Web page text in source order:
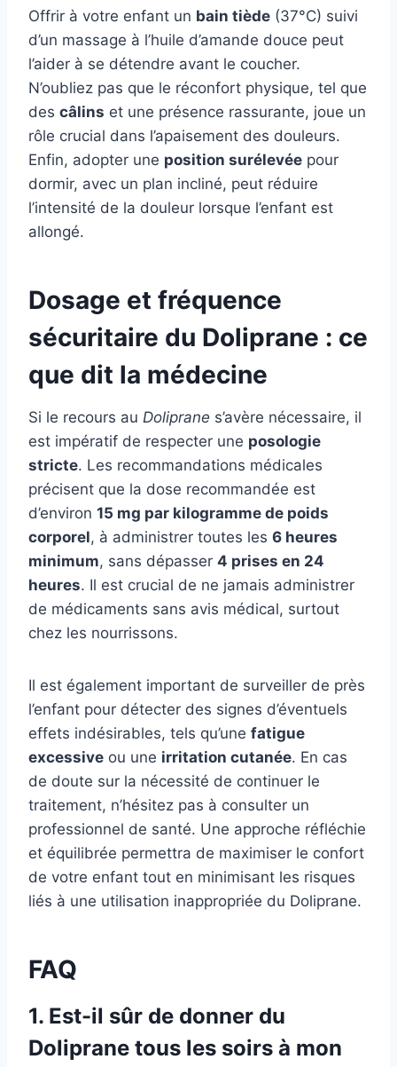
Offrir à votre enfant un bain tiède (37°C) suivi
d’un massage à l’huile d’amande douce peut
l’aider à se détendre avant le coucher.
N’oubliez pas que le réconfort physique, tel que
des câlins et une présence rassurante, joue un
rôle crucial dans l’apaisement des douleurs.
Enfin, adopter une position surélevée pour
dormir, avec un plan incliné, peut réduire
l’intensité de la douleur lorsque l’enfant est
allongé.
Dosage et fréquence
sécuritaire du Doliprane : ce
que dit la médecine
Si le recours au Doliprane s’avère nécessaire, il
est impératif de respecter une posologie
stricte. Les recommandations médicales
précisent que la dose recommandée est
d’environ 15 mg par kilogramme de poids
corporel, à administrer toutes les 6 heures
minimum, sans dépasser 4 prises en 24
heures. Il est crucial de ne jamais administrer
de médicaments sans avis médical, surtout
chez les nourrissons.
Il est également important de surveiller de près
l’enfant pour détecter des signes d’éventuels
effets indésirables, tels qu’une fatigue
excessive ou une irritation cutanée. En cas
de doute sur la nécessité de continuer le
traitement, n’hésitez pas à consulter un
professionnel de santé. Une approche réfléchie
et équilibrée permettra de maximiser le confort
de votre enfant tout en minimisant les risques
liés à une utilisation inappropriée du Doliprane.
FAQ
1. Est-il sûr de donner du
Doliprane tous les soirs à mon